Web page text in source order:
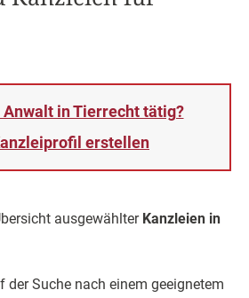
Anwalt in Tierrecht tätig?
erstellen
ausgewählter Kanzleien in
der Suche nach einem geeignetem